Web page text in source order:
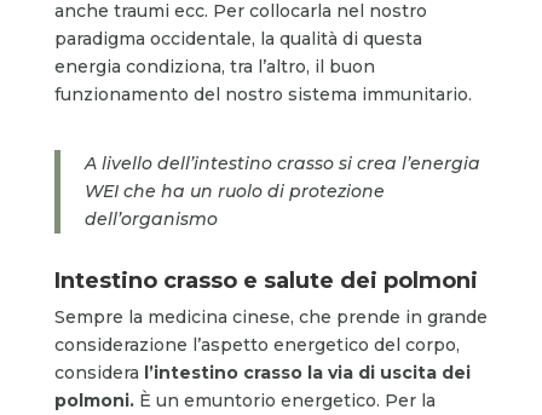
anche traumi ecc. Per collocarla nel nostro
paradigma occidentale, la qualità di questa
energia condiziona, tra l’altro, il buon
funzionamento del nostro sistema immunitario.
A livello dell’intestino crasso si crea l’energia
WEI che ha un ruolo di protezione
dell’organismo
Intestino crasso e salute dei polmoni
Sempre la medicina cinese, che prende in grande
considerazione l’aspetto energetico del corpo,
considera l’intestino crasso la via di uscita dei
polmoni.È un emuntorio energetico. Per la